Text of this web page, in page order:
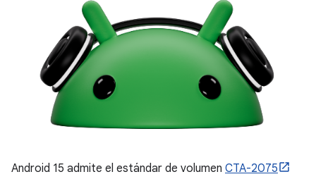
Android 15 admite el estándar de volumen CTA-2075